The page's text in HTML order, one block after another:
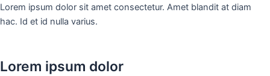
Lorem ipsum dolor sit amet consectetur. Amet blandit at diam
hac. Id et id nulla varius.
Lorem ipsum dolor